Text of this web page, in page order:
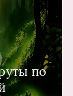
по